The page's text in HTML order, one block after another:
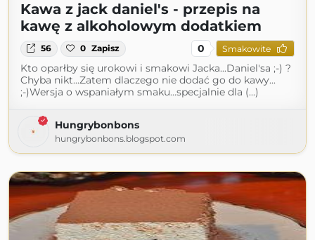
Kawa z jack daniel's - przepis na
kawę z alkoholowym dodatkiem
56 0 Zapisz 0 Smakowite
Kto oparłby się urokowi i smakowi Jacka...Daniel'sa ;-) ?
Chyba nikt...Zatem dlaczego nie dodać go do kawy...
;-)Wersja o wspaniałym smaku...specjalnie dla (...)
Hungrybonbons
hungrybonbons.blogspot.com